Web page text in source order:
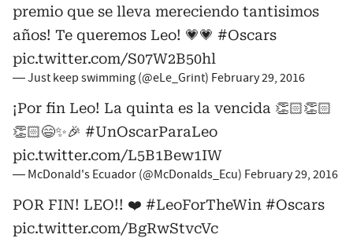
premio que se lleva mereciendo tantisimos
años! Te queremos Leo! 💗💗 #Oscars
pic.twitter.com/S07W2B50hl
— Just keep swimming (@eLe_Grint) February 29, 2016
¡Por fin Leo! La quinta es la vencida 👏🏻👏🏻
👏🏻😄✨🎉 #UnOscarParaLeo
pic.twitter.com/L5B1Bew1IW
— McDonald's Ecuador (@McDonalds_Ecu) February 29, 2016
POR FIN! LEO!! ❤️ #LeoForTheWin #Oscars
pic.twitter.com/BgRwStvcVc